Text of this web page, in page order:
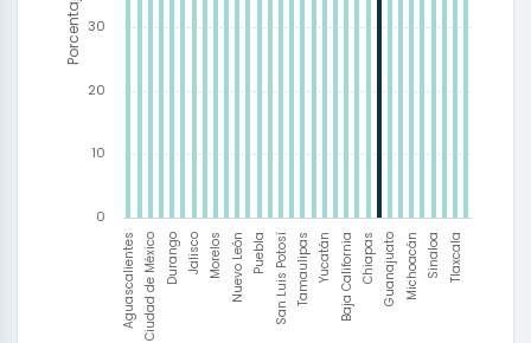
Porcentaje
AguascalientesCiudad de México DurangoJalisco Morelos Nuevo León Puebla San Luis PotosíTamaulipasYucatán Baja California ChiapasGuanajuatoMichoacán Sinaloa Tlaxcala
0
10
20
30